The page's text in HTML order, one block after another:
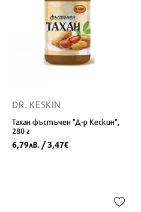
DR. KESKIN
Тахан фъстъчен "Д-р Кескин",
280 г
6,79лв. / 3,47€